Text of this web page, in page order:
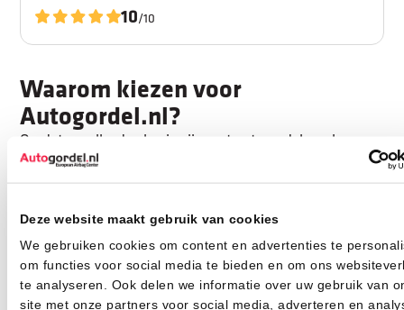
Deze website maakt gebruik van cookies
We gebruiken cookies om content en advertenties te
om functies voor social media te bieden en om ons
te analyseren. Ook delen we informatie over uw gebruik van
site met onze partners voor social media, adverteren en
10/10
Waarom kiezen voor
Autogordel.nl?
Omdat we elke dag bezig zijn met autogordels en hun
werking en weten hoe belangrijk veiligheid in de auto is.
Maar ook omdat we snappen dat een gordel moet passen
meer dan twintig kleuren autogordels, uiteenlopend van
rustig tot opvallend.
We helpen je met advies, montage en kleurkeuze, en
nemen de tijd om met je mee te denken. Zo zorgen we